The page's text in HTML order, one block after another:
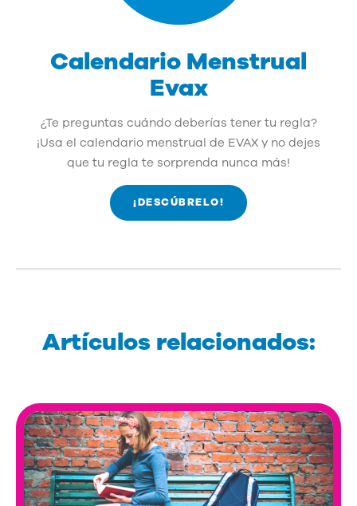
Calendario Menstrual
Evax
¿Te preguntas cuándo deberías tener tu regla?
¡Usa el calendario menstrual de EVAX y no dejes
que tu regla te sorprenda nunca más!
¡DESCÚBRELO!
Artículos relacionados: